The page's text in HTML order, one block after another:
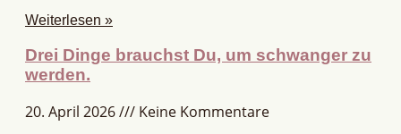
Weiterlesen »
Drei Dinge brauchst Du, um schwanger zu
werden.
20. April 2026
Keine Kommentare